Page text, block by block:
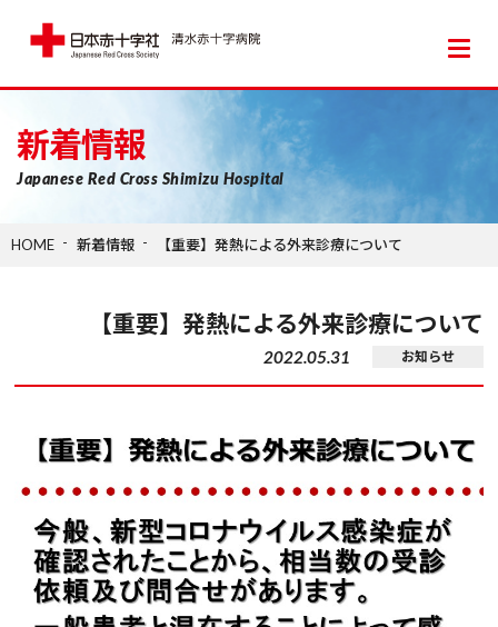
新着情報
Japanese Red Cross Shimizu Hospital
HOME 新着情報 【重要】発熱による外来診療について
【重要】発熱による外来診療について
2022.05.31 お知らせ